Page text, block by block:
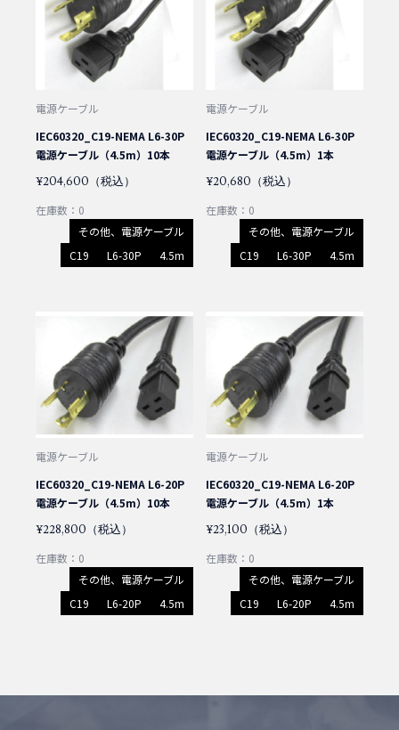
電源ケーブル
IEC60320_C19-NEMA L6-30P
電源ケーブル（4.5m）10本
¥204,600（税込）
在庫数：0
その他、電源ケーブル
C19
L6-30P 4.5m
電源ケーブル
IEC60320_C19-NEMA L6-30P
電源ケーブル（4.5m）1本
¥20,680（税込）
在庫数：0
その他、電源ケーブル
C19
L6-30P 4.5m
電源ケーブル
IEC60320_C19-NEMA L6-20P
電源ケーブル（4.5m）10本
¥228,800（税込）
在庫数：0
その他、電源ケーブル
C19
L6-20P 4.5m
電源ケーブル
IEC60320_C19-NEMA L6-20P
電源ケーブル（4.5m）1本
¥23,100（税込）
在庫数：0
その他、電源ケーブル
C19
L6-20P 4.5m